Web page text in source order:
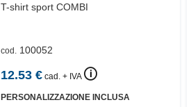
T-shirt sport COMBI
cod. 100052
12.53 € cad. + IVA 🛈
PERSONALIZZAZIONE INCLUSA